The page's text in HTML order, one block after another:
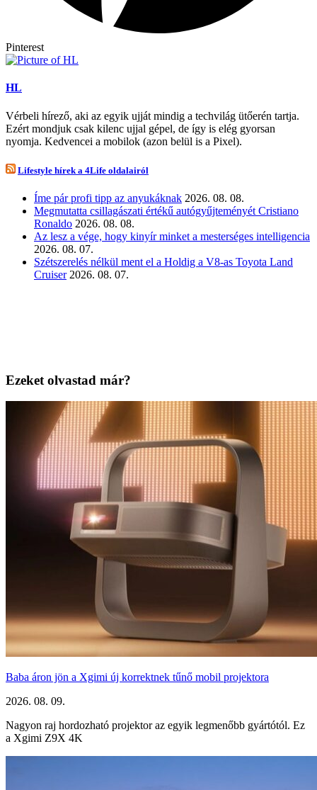
Pinterest
HL
Vérbeli hírező, aki az egyik ujját mindig a techvilág ütőerén tartja.
Ezért mondjuk csak kilenc ujjal gépel, de így is elég gyorsan
nyomja. Kedvencei a mobilok (azon belül is a Pixel).
Lifestyle hírek a 4Life oldalairól
Íme pár profi tipp az anyukáknak 2026. 08. 08.
Megmutatta csillagászati értékű autógyűjteményét Cristiano
Ronaldo 2026. 08. 08.
Az lesz a vége, hogy kinyír minket a mesterséges intelligencia
2026. 08. 07.
Szétszerelés nélkül ment el a Holdig a V8-as Toyota Land
Cruiser 2026. 08. 07.
Ezeket olvastad már?
Baba áron jön a Xgimi új korrektnek tűnő mobil projektora
2026. 08. 09.
Nagyon raj hordozható projektor az egyik legmenőbb gyártótól. Ez
a Xgimi Z9X 4K